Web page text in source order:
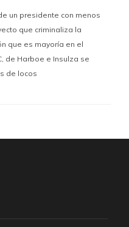
un presidente con menos
que criminaliza la
que es mayoría en el
de Harboe e Insulza se
de locos